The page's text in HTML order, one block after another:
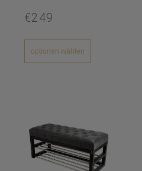
€249
optionen wählen